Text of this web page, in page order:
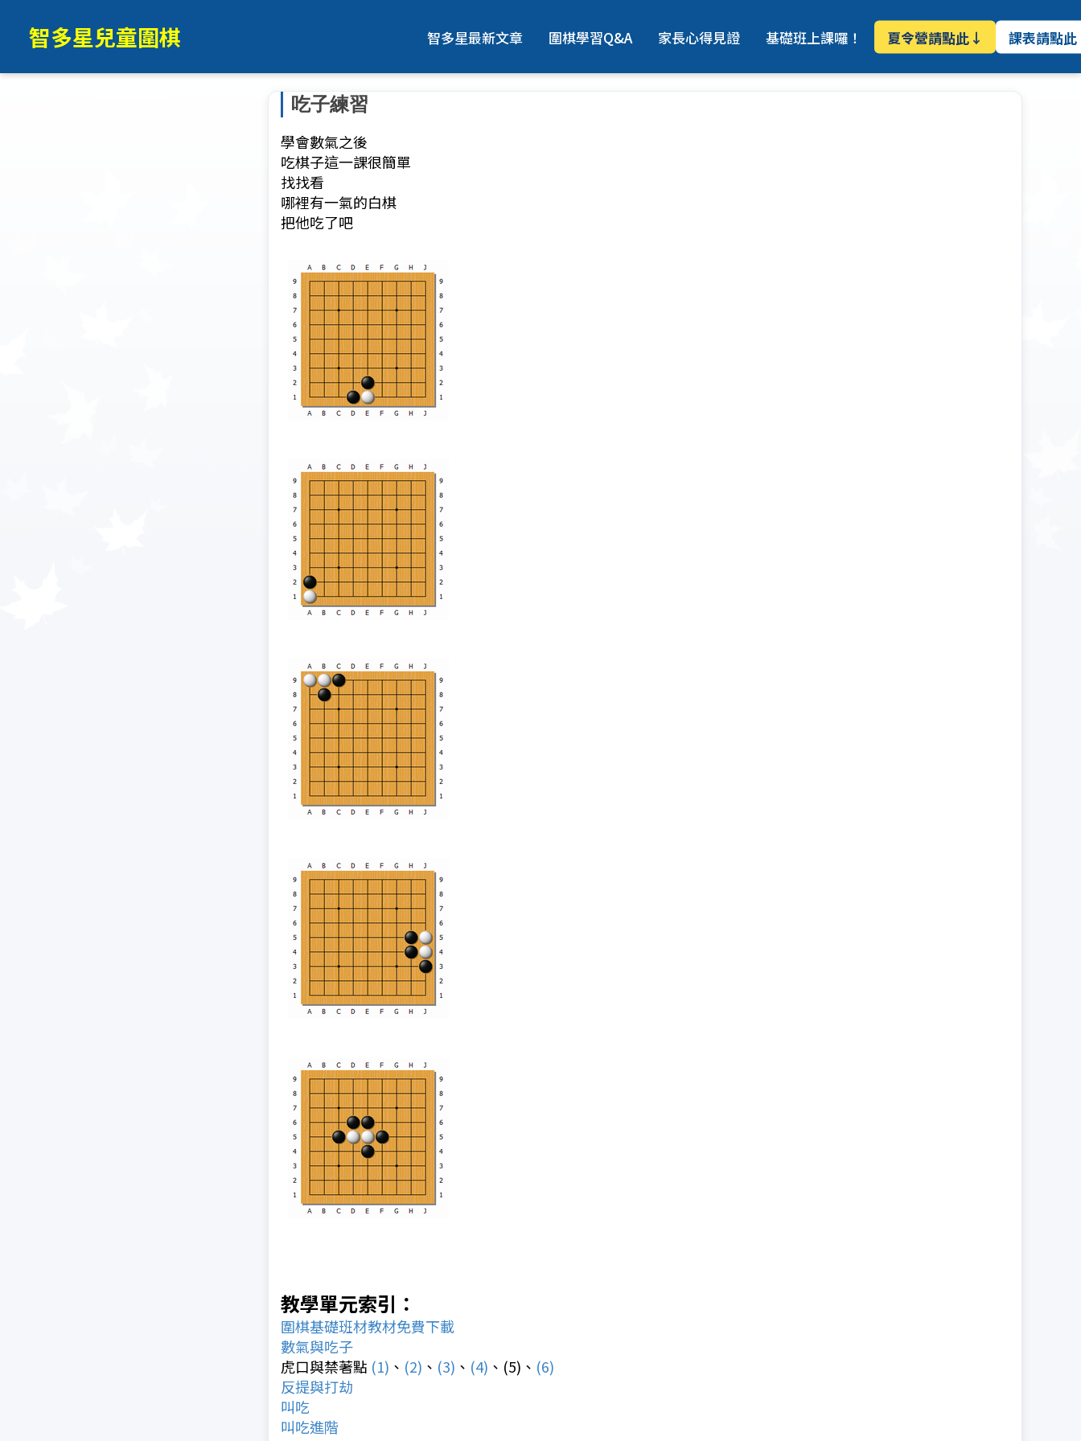
智多星兒童圍棋 智多星最新文章 圍棋學習Q&A 家長心得見證 基礎班上課囉！ 夏令營請點此↓ 課表請點
吃子練習
學會數氣之後
吃棋子這一課很簡單
找找看
哪裡有一氣的白棋
把他吃了吧
教學單元索引：
圍棋基礎班材教材免費下載
數氣與吃子
虎口與禁著點 (1) 、 (2) 、 (3) 、 (4) 、(5)、 (6)
反提與打劫
叫吃
叫吃進階